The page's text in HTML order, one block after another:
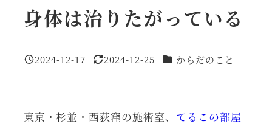
身体は治りたがっている
投稿日
2024-12-17
更新日
2024-12-25 カテゴリー
からだのこと
東京・杉並・西荻窪の施術室、 てるこの部屋